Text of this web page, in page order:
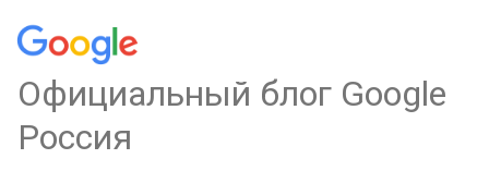
Официальный блог Google
Россия